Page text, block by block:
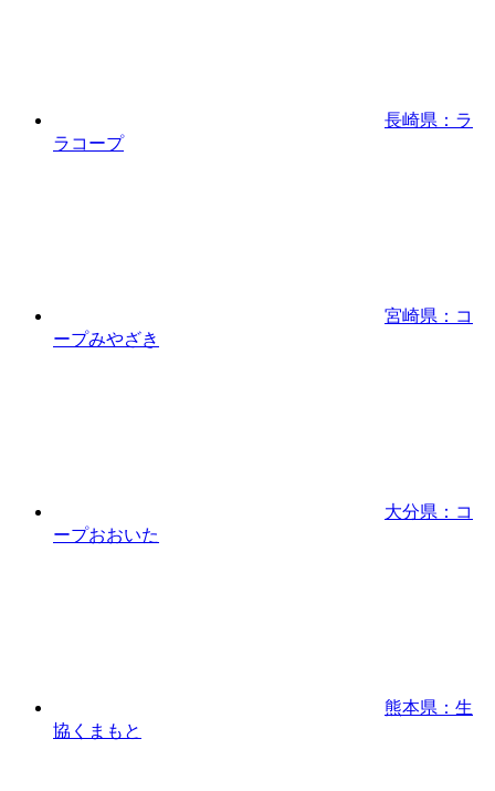
長崎県：ラ
ラコープ
宮崎県：コ
ープみやざき
大分県：コ
ープおおいた
熊本県：生
協くまもと